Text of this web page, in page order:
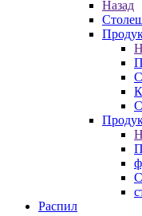
Назад
Распил